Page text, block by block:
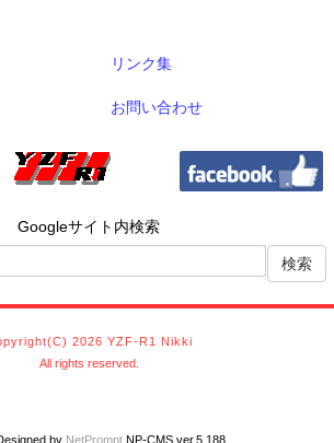
リンク集
お問い合わせ
Googleサイト内検索
2026 YZF-R1 Nikki
All rights reserved.
by NetPrompt NP-CMS ver.5.188